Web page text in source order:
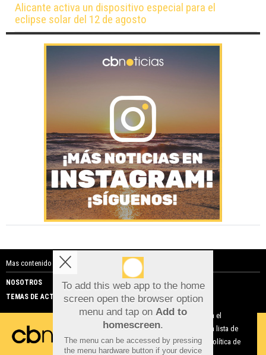
Alicante activa un dispositivo especial para el
eclipse solar del 12 de agosto
Mas contenido de Costa Blanca Noticias:
NOSOTROS
PUBLICIDAD
TEMAS DE ACTUALIDAD
To add this web app to the home
screen open the browser option
menu and tap on Add to
homescreen.
The menu can be accessed by pressing
the menu hardware button if your device
Aviso sobre el Uso de cookies:
Utilizamos cookies nuestras y de terceros para el
funcionamiento del digital. Puedes consultar la lista de
cookies y como desconectarlas. Ver nuestra Política de